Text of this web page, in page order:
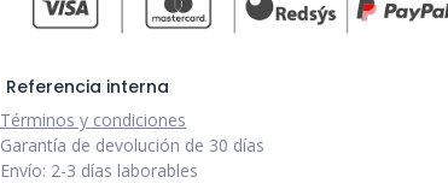
Referencia interna
Términos y condiciones
Garantía de devolución de 30 días
Envío: 2-3 días laborables